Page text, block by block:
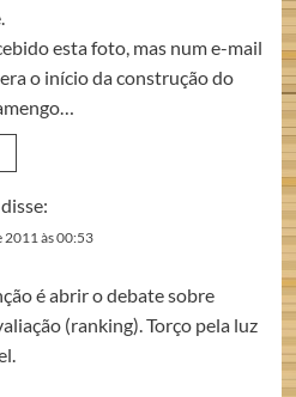
esta foto, mas num e-mail
o início da construção do
disse:
2011 às 00:53
é abrir o debate sobre
(ranking). Torço pela luz